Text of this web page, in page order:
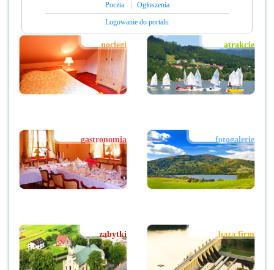
Poczta
Ogłoszenia
Logowanie do portalu
noclegi atrakcje
gastronomia fotogalerie
zabytki baza firm